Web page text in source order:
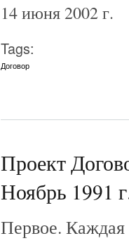
14 июня 2002 г.
Tags:
Договор
Проект
Ноябрь 1991
Первое. Каждая